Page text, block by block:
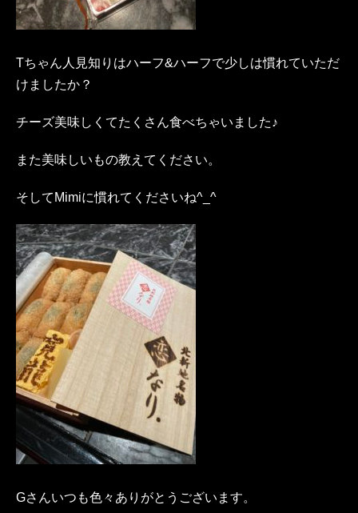
Tちゃん人見知りはハーフ&ハーフで少しは慣れていただ
けましたか？
チーズ美味しくてたくさん食べちゃいました♪
また美味しいもの教えてください。
そしてMimiに慣れてくださいね^_^
Gさんいつも色々ありがとうございます。